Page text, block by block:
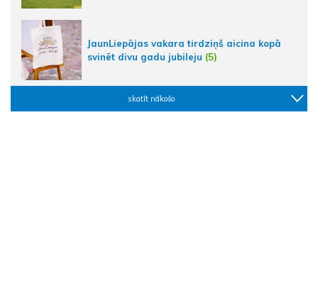
JaunLiepājas vakara tirdziņš aicina kopā
svinēt divu gadu jubileju (5)
skatīt nākošo